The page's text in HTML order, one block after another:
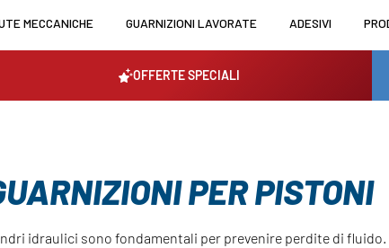
MECCANICHE GUARNIZIONI LAVORATE ADESIVI
OFFERTE SPECIALI
PER PISTONI
idraulici sono fondamentali per prevenire perdite di